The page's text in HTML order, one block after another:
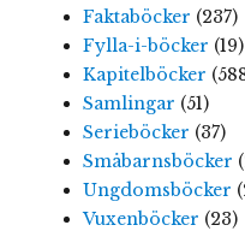
Faktaböcker (237)
Fylla-i-böcker (19)
Kapitelböcker
Samlingar (51)
Serieböcker (37)
Småbarnsböcker
Ungdomsböcker
Vuxenböcker (23)